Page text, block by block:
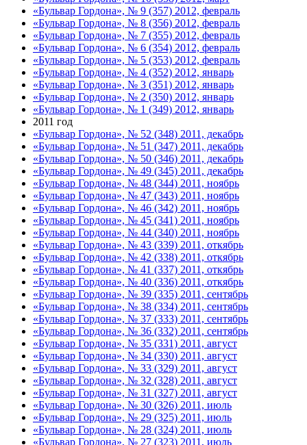
«Бульвар Гордона», № 9 (357) 2012, февраль
«Бульвар Гордона», № 8 (356) 2012, февраль
«Бульвар Гордона», № 7 (355) 2012, февраль
«Бульвар Гордона», № 6 (354) 2012, февраль
«Бульвар Гордона», № 5 (353) 2012, февраль
«Бульвар Гордона», № 4 (352) 2012, январь
«Бульвар Гордона», № 3 (351) 2012, январь
«Бульвар Гордона», № 2 (350) 2012, январь
«Бульвар Гордона», № 1 (349) 2012, январь
2011 год
«Бульвар Гордона», № 52 (348) 2011, декабрь
«Бульвар Гордона», № 51 (347) 2011, декабрь
«Бульвар Гордона», № 50 (346) 2011, декабрь
«Бульвар Гордона», № 49 (345) 2011, декабрь
«Бульвар Гордона», № 48 (344) 2011, ноябрь
«Бульвар Гордона», № 47 (343) 2011, ноябрь
«Бульвар Гордона», № 46 (342) 2011, ноябрь
«Бульвар Гордона», № 45 (341) 2011, ноябрь
«Бульвар Гордона», № 44 (340) 2011, ноябрь
«Бульвар Гордона», № 43 (339) 2011, откябрь
«Бульвар Гордона», № 42 (338) 2011, откябрь
«Бульвар Гордона», № 41 (337) 2011, откябрь
«Бульвар Гордона», № 40 (336) 2011, откябрь
«Бульвар Гордона», № 39 (335) 2011, сентябрь
«Бульвар Гордона», № 38 (334) 2011, сентябрь
«Бульвар Гордона», № 37 (333) 2011, сентябрь
«Бульвар Гордона», № 36 (332) 2011, сентябрь
«Бульвар Гордона», № 35 (331) 2011, август
«Бульвар Гордона», № 34 (330) 2011, август
«Бульвар Гордона», № 33 (329) 2011, август
«Бульвар Гордона», № 32 (328) 2011, август
«Бульвар Гордона», № 31 (327) 2011, август
«Бульвар Гордона», № 30 (326) 2011, июль
«Бульвар Гордона», № 29 (325) 2011, июль
«Бульвар Гордона», № 28 (324) 2011, июль
«Бульвар Гордона», № 27 (323) 2011, июль